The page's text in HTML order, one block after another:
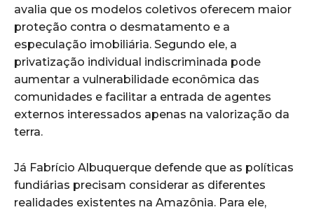
avalia que os modelos coletivos oferecem maior
proteção contra o desmatamento e a
especulação imobiliária. Segundo ele, a
privatização individual indiscriminada pode
aumentar a vulnerabilidade econômica das
comunidades e facilitar a entrada de agentes
externos interessados apenas na valorização da
terra.
Já Fabrício Albuquerque defende que as políticas
fundiárias precisam considerar as diferentes
realidades existentes na Amazônia. Para ele,